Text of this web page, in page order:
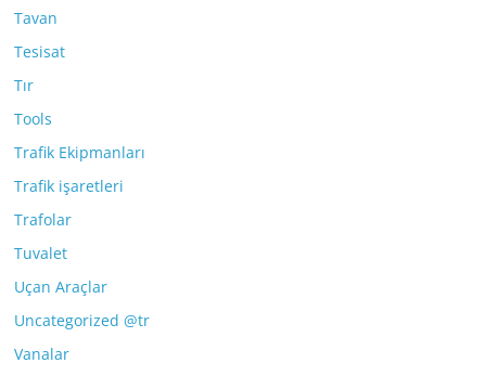
Tavan
Tesisat
Tır
Tools
Trafik Ekipmanları
Trafik işaretleri
Trafolar
Tuvalet
Uçan Araçlar
Uncategorized @tr
Vanalar